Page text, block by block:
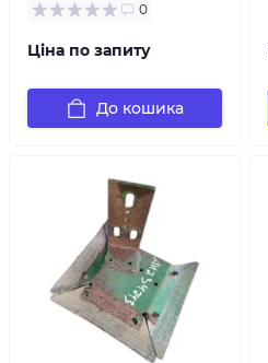
0
Ціна по запиту
До кошика